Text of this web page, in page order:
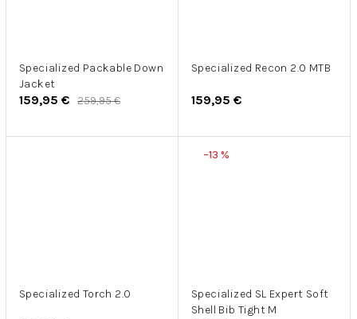
Specialized Packable Down
Jacket
159,95 € 259,95 €
Specialized Recon 2.0 MTB
159,95 €
Specialized Torch 2.0
–13 %
Specialized SL Expert Soft
Shell Bib Tight M